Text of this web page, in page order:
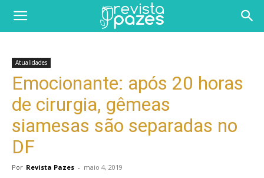
Atualidades
Emocionante: após 20 horas
de cirurgia, gêmeas
siamesas são separadas no
DF
Por Revista Pazes - maio 4, 2019